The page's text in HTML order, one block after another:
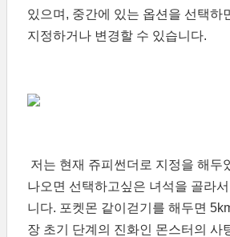
있으며, 중간에 있는 옵션을 선택하
지정하거나 변경할 수 있습니다.
저는 현재 쥬피썬더로 지정을 해두
나오면 선택하고싶은 녀석을 골라
니다. 포켓몬 같이걷기를 해두면
장 초기 단계의 진화인 몬스터의 사